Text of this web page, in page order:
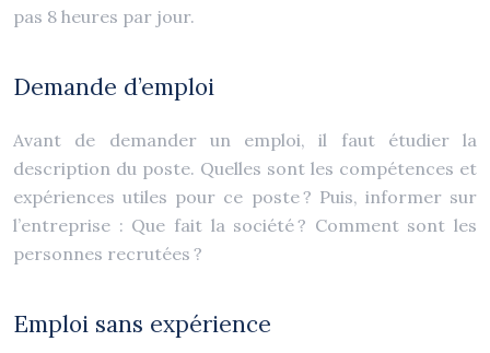
pas 8 heures par jour.
Demande d’emploi
Avant de demander un emploi, il faut étudier la
description du poste. Quelles sont les compétences et
expériences utiles pour ce poste ? Puis, informer sur
l’entreprise : Que fait la société ? Comment sont les
personnes recrutées ?
Emploi sans expérience